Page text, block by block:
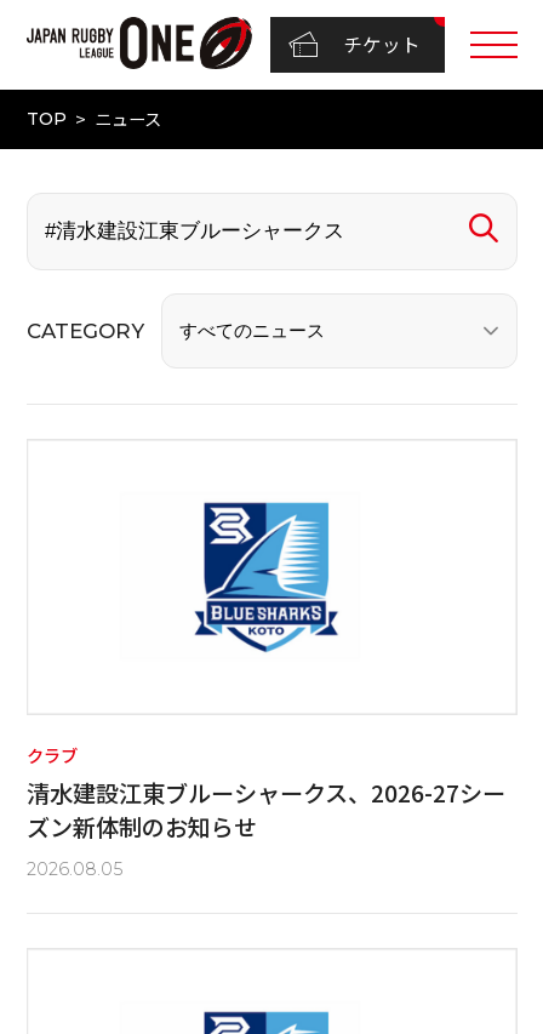
チケット
TOP ニュース
CATEGORY
クラブ
清水建設江東ブルーシャークス、2026-27シー
ズン新体制のお知らせ
2026.08.05